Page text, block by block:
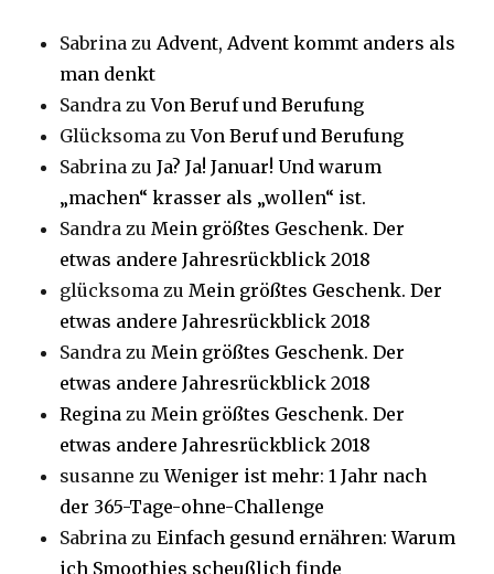
Sabrina zu Advent, Advent kommt anders als
man denkt
Sandra zuVon Beruf und Berufung
Glücksoma zuVon Beruf und Berufung
Sabrina zuJa? Ja! Januar! Und warum
„machen“ krasser als „wollen“ ist.
Sandra zu Mein größtes Geschenk. Der
etwas andere Jahresrückblick 2018
glücksoma zu Mein größtes Geschenk. Der
etwas andere Jahresrückblick 2018
Sandra zu Mein größtes Geschenk. Der
etwas andere Jahresrückblick 2018
Regina zu Mein größtes Geschenk. Der
etwas andere Jahresrückblick 2018
susanne zuWeniger ist mehr: 1 Jahr nach
der 365-Tage-ohne-Challenge
Sabrina zuEinfach gesund ernähren: Warum
ich Smoothies scheußlich finde